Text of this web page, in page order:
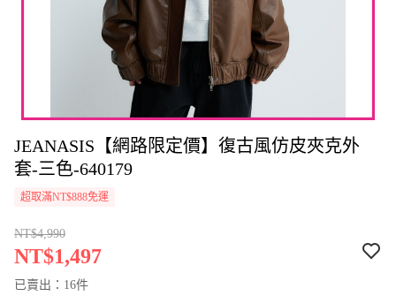
JEANASIS【網路限定價】復古風仿皮夾克外
套-三色-640179
超取滿NT$888免運
NT$4,990
NT$1,497
已賣出：16件